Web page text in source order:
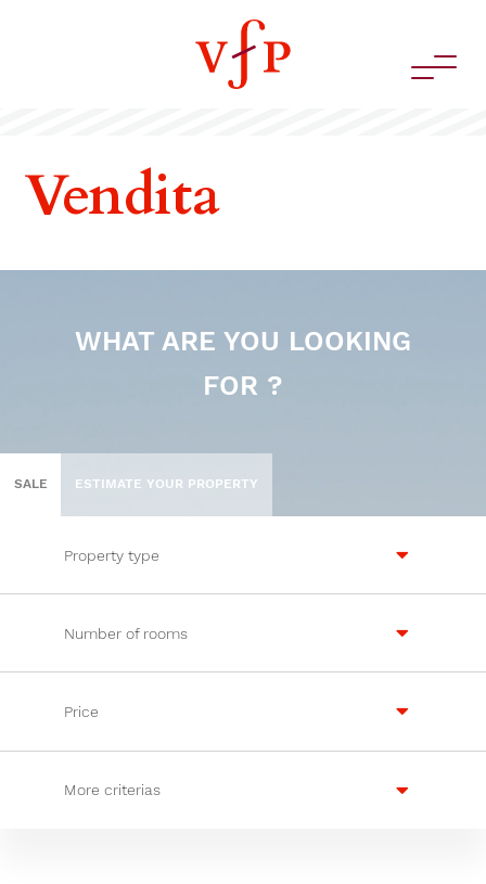
Vendita
WHAT ARE YOU LOOKING
FOR ?
SALE ESTIMATE YOUR PROPERTY
Property type
Number of rooms
Price
More criterias